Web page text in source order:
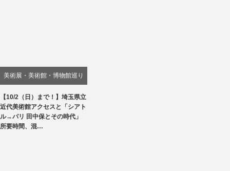
美術展・美術館・博物館巡り
【10/2（日）まで！】埼玉県立
近代美術館アクセスと「シアト
ル→パリ 田中保とその時代」
所要時間、混…